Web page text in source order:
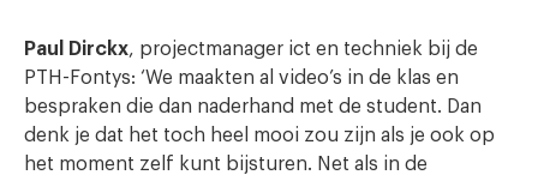
Paul Dirckx, projectmanager ict en techniek bij de
PTH-Fontys: ‘We maakten al video’s in de klas en
bespraken die dan naderhand met de student. Dan
denk je dat het toch heel mooi zou zijn als je ook op
het moment zelf kunt bijsturen. Net als in de